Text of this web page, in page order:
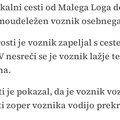
cesti od Malega Loga
voznik
je voznik zapeljal s
se je voznik lažje
je pokazal, da je voznik
zoper voznika vodijo